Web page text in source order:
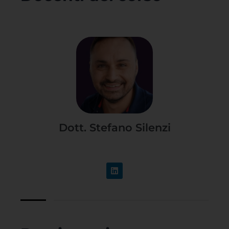
Dott. Stefano Silenzi